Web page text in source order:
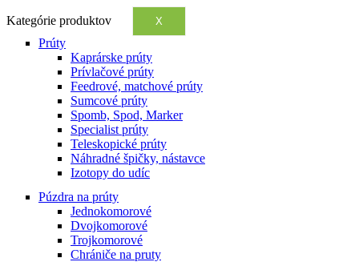
Kategórie produktov X
Prúty
Kaprárske prúty
Prívlačové prúty
Feedrové, matchové prúty
Sumcové prúty
Spomb, Spod, Marker
Specialist prúty
Teleskopické prúty
Náhradné špičky, nástavce
Izotopy do udíc
Púzdra na prúty
Jednokomorové
Dvojkomorové
Trojkomorové
Chrániče na pruty